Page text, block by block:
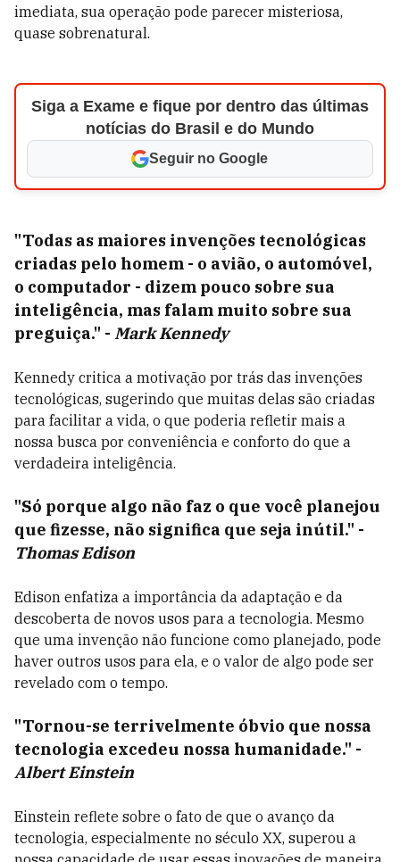
imediata, sua operação pode parecer misteriosa,
quase sobrenatural.
Siga a Exame e fique por dentro das últimas
notícias do Brasil e do Mundo
Seguir no Google
"Todas as maiores invenções tecnológicas
criadas pelo homem - o avião, o automóvel,
o computador - dizem pouco sobre sua
inteligência, mas falam muito sobre sua
preguiça." - Mark Kennedy
Kennedy critica a motivação por trás das invenções
tecnológicas, sugerindo que muitas delas são criadas
para facilitar a vida, o que poderia refletir mais a
nossa busca por conveniência e conforto do que a
verdadeira inteligência.
"Só porque algo não faz o que você planejou
que fizesse, não significa que seja inútil." -
Thomas Edison
Edison enfatiza a importância da adaptação e da
descoberta de novos usos para a tecnologia. Mesmo
que uma invenção não funcione como planejado, pode
haver outros usos para ela, e o valor de algo pode ser
revelado com o tempo.
"Tornou-se terrivelmente óbvio que nossa
tecnologia excedeu nossa humanidade." -
Albert Einstein
Einstein reflete sobre o fato de que o avanço da
tecnologia, especialmente no século XX, superou a